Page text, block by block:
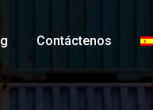
Contáctenos